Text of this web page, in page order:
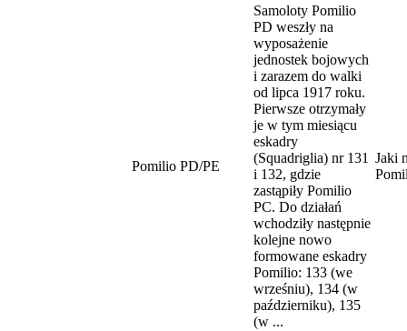
Pomilio PD/PE
Samoloty Pomilio
PD weszły na
wyposażenie
jednostek bojowych
i zarazem do walki
od lipca 1917 roku.
Pierwsze otrzymały
je w tym miesiącu
eskadry
(Squadriglia) nr 131
i 132, gdzie
zastąpiły Pomilio
PC. Do działań
wchodziły następnie
kolejne nowo
formowane eskadry
Pomilio: 133 (we
wrześniu), 134 (w
październiku), 135
(w ...
Jaki